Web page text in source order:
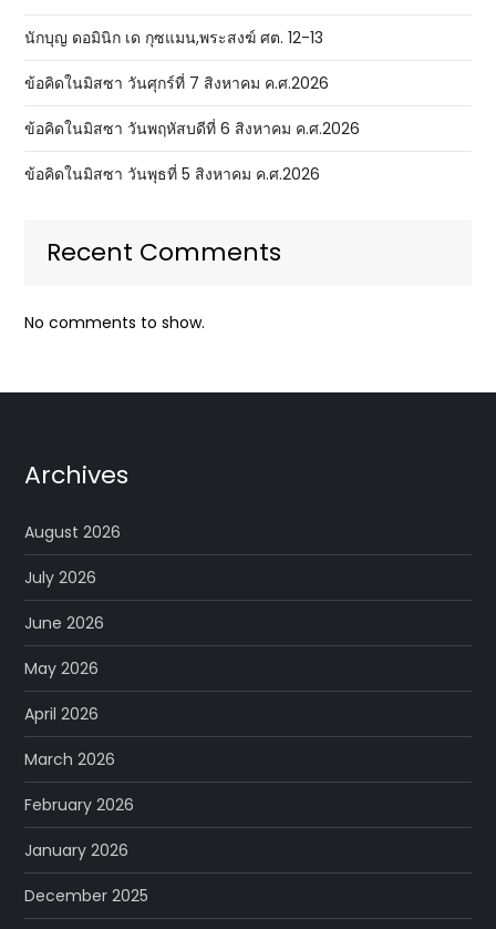
นักบุญ ดอมินิก เด กุซแมน,พระสงฆ์ ศต. 12-13
ข้อคิดในมิสซา วันศุกร์ที่ 7 สิงหาคม ค.ศ.2026
ข้อคิดในมิสซา วันพฤหัสบดีที่ 6 สิงหาคม ค.ศ.2026
ข้อคิดในมิสซา วันพุธที่ 5 สิงหาคม ค.ศ.2026
Recent Comments
No comments to show.
Archives
August 2026
July 2026
June 2026
May 2026
April 2026
March 2026
February 2026
January 2026
December 2025